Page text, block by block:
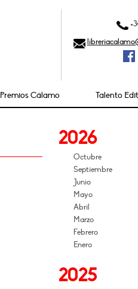
Premios Cálamo Talento
2026
Octubre
Septiembre
Junio
Mayo
Abril
Marzo
Febrero
Enero
2025